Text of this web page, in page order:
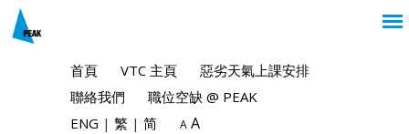
首頁 VTC 主頁
惡劣天氣上課安排
聯絡我們
職位空缺 @ PEAK
ENG | 繁 | 简 A A